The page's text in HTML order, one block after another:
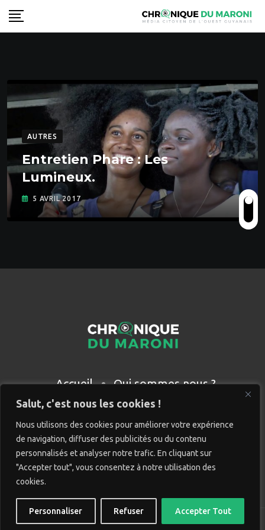
Salut, c'est nous les cookies !
Nous utilisons des cookies pour améliorer votre expérience
de navigation, diffuser des publicités ou du contenu
personnalisés et analyser notre trafic. En cliquant sur
"Accepter tout", vous consentez à notre utilisation des
cookies.
Personnaliser Refuser Accepter Tout
Skip
to
AUTRES
Entretien Phare : Les
Lumineux.
5 AVRIL 2017
Accueil
Qui sommes nous ?
Partenaires
Contact